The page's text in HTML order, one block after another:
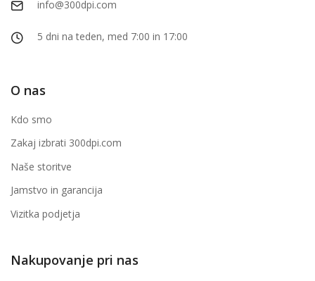
info@300dpi.com
5 dni na teden, med 7:00 in 17:00
O nas
Kdo smo
Zakaj izbrati 300dpi.com
Naše storitve
Jamstvo in garancija
Vizitka podjetja
Nakupovanje pri nas